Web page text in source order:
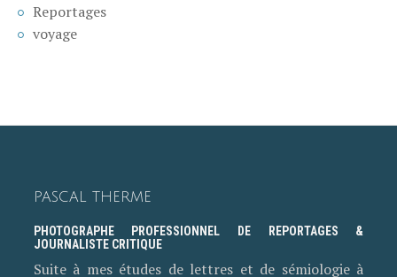
Reportages
voyage
PASCAL THERME
PHOTOGRAPHE PROFESSIONNEL DE REPORTAGES &
JOURNALISTE CRITIQUE
Suite à mes études de lettres et de sémiologie à